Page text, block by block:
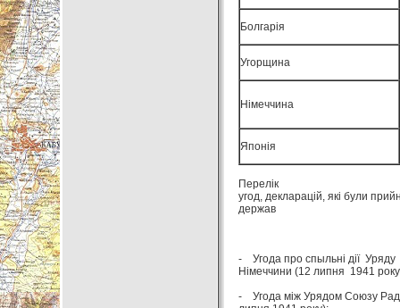
Болгарія
Угорщина
Німеччина
Японія
Перелік
угод, декларацій, які були
держав
- Угода про спыльні дії Уряду
Німеччини (12 липня 1941
- Угода між Урядом Союзу